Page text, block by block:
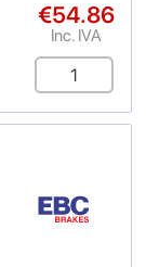
€54.86
Inc. IVA